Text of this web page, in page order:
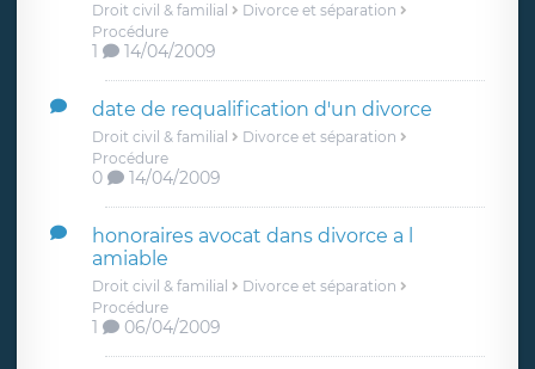
Droit civil & familial
Divorce et séparation
Procédure
1 14/04/2009
date de requalification d'un divorce
Droit civil & familial
Divorce et séparation
Procédure
0 14/04/2009
honoraires avocat dans divorce a l
amiable
Droit civil & familial
Divorce et séparation
Procédure
1 06/04/2009